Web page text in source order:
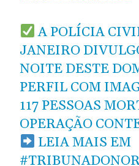
A POLÍCIA
JANEIRO
NOITE DESTE
PERFIL COM
117 PESSOAS
OPERAÇÃO
LEIA MAIS EM